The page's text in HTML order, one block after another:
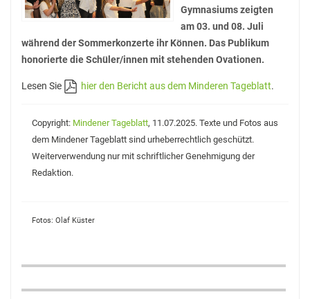
Gymnasiums zeigten
am 03. und 08. Juli
während der Sommerkonzerte ihr Können. Das Publikum
honorierte die Schüler/innen mit stehenden Ovationen.
Lesen Sie hier den Bericht aus dem Minderen Tageblatt.
Copyright: Mindener Tageblatt, 11.07.2025. Texte und Fotos aus
dem Mindener Tageblatt sind urheberrechtlich geschützt.
Weiterverwendung nur mit schriftlicher Genehmigung der
Redaktion.
Fotos: Olaf Küster